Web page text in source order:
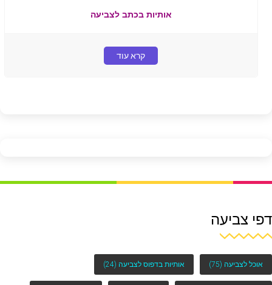
אותיות בכתב לצביעה
קרא עוד
דפי צביעה
אוכל לצביעה (75) אותיות בדפוס לצביעה (24)